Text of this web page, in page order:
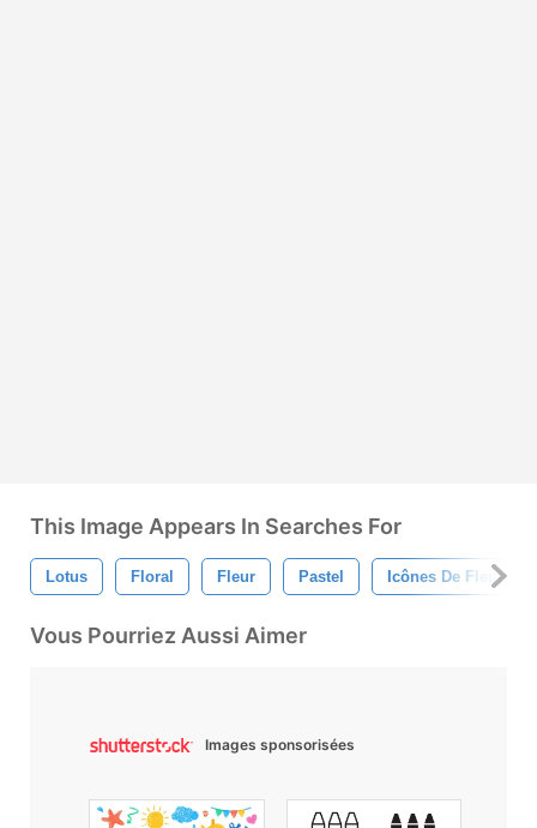
This Image Appears In Searches For
Lotus Floral Fleur Pastel Icônes De Fleurs
Vous Pourriez Aussi Aimer
Images sponsorisées